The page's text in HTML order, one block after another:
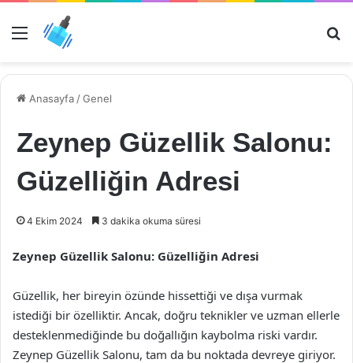
Menü
Anasayfa /Genel
Zeynep Güzellik Salonu:
Güzelliğin Adresi
4 Ekim 2024 3 dakika okuma süresi
Zeynep Güzellik Salonu: Güzelliğin Adresi
Güzellik, her bireyin özünde hissettiği ve dışa vurmak
istediği bir özelliktir. Ancak, doğru teknikler ve uzman ellerle
desteklenmediğinde bu doğallığın kaybolma riski vardır.
Zeynep Güzellik Salonu, tam da bu noktada devreye giriyor.